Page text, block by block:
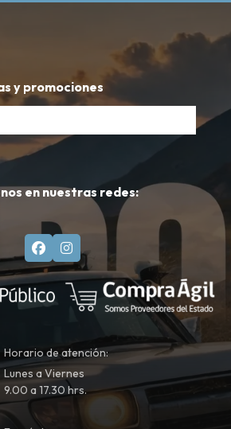
y promociones
en nuestras redes:
Horario de atención:
Lunes a Viernes
9.00 a 17.30 hrs.